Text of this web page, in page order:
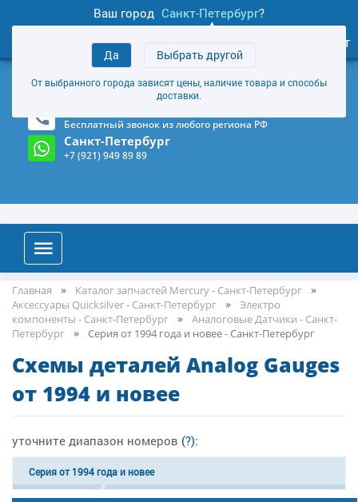
Ваш город Санкт-Петербург?
Да Выбрать другой
От выбранного города зависят цены, наличие товара и способы
доставки.
товаров
Личный кабинет
+7 (921) 949 89 89
Магазин и склад в Санкт-Петербурге (Карта)
Бесплатный звонок из любого региона РФ
Санкт-Петербург
+7 (921) 949 89 89
Главная
Каталог запчастей Mercury - Санкт-Петербург
Аксессуары Quicksilver - Санкт-Петербург
Электро
компоненты - Санкт-Петербург
Аналоговые Датчики - Санкт-
Петербург
Серия от 1994 года и новее - Санкт-Петербург
Схемы деталей Analog Gauges
от 1994 и новее
уточните диапазон номеров (?):
Серия от 1994 года и новее